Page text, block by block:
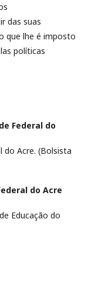
das suas
que lhe é imposto
políticas
Federal do
do Acre. (Bolsista
do Acre
Educação do